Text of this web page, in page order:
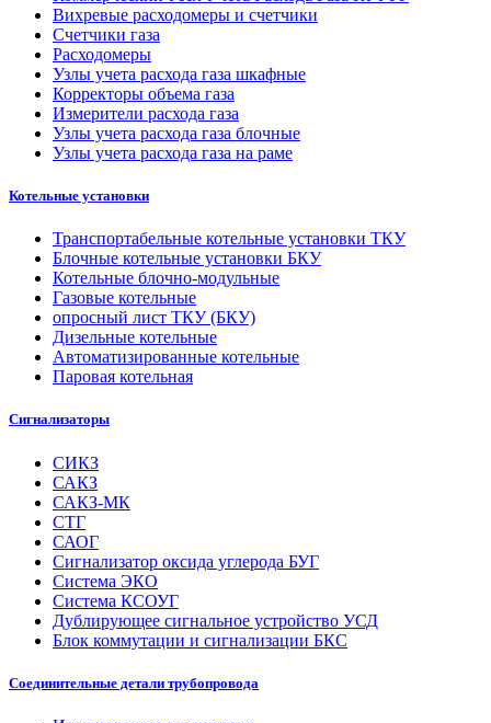
Вихревые расходомеры и счетчики
Счетчики газа
Расходомеры
Узлы учета расхода газа шкафные
Корректоры объема газа
Измерители расхода газа
Узлы учета расхода газа блочные
Узлы учета расхода газа на раме
Котельные установки
Транспортабельные котельные установки ТКУ
Блочные котельные установки БКУ
Котельные блочно-модульные
Газовые котельные
опросный лист ТКУ (БКУ)
Дизельные котельные
Автоматизированные котельные
Паровая котельная
Сигнализаторы
СИКЗ
САКЗ
САКЗ-МК
СТГ
САОГ
Сигнализатор оксида углерода БУГ
Система ЭКО
Система КСОУГ
Дублирующее сигнальное устройство УСД
Блок коммутации и сигнализации БКС
Соединительные детали трубопровода